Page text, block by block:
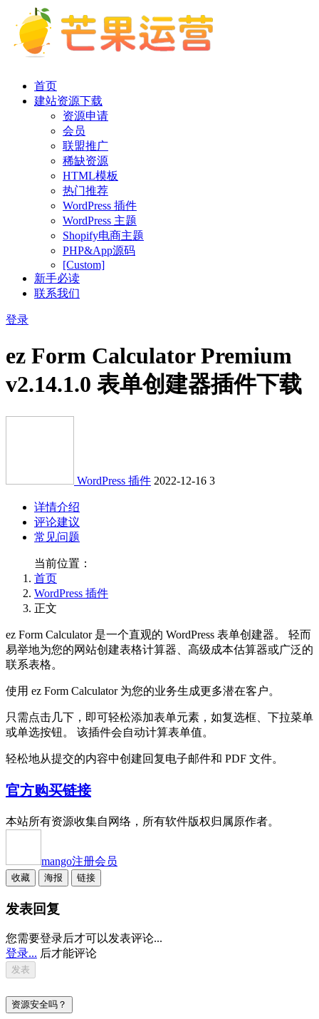
首页
建站资源下载
资源申请
会员
联盟推广
稀缺资源
HTML模板
热门推荐
WordPress 插件
WordPress 主题
Shopify电商主题
PHP&App源码
[Custom]
新手必读
联系我们
登录
ez Form Calculator Premium
v2.14.1.0 表单创建器插件下载
WordPress 插件 2022-12-16 3
详情介绍
评论建议
常见问题
当前位置：
首页
WordPress 插件
正文
ez Form Calculator 是一个直观的 WordPress 表单创建器。 轻而
易举地为您的网站创建表格计算器、高级成本估算器或广泛的
联系表格。
使用 ez Form Calculator 为您的业务生成更多潜在客户。
只需点击几下，即可轻松添加表单元素，如复选框、下拉菜单
或单选按钮。 该插件会自动计算表单值。
轻松地从提交的内容中创建回复电子邮件和 PDF 文件。
官方购买链接
本站所有资源收集自网络，所有软件版权归属原作者。
mango注册会员
收藏 海报 链接
发表回复
您需要登录后才可以发表评论...
登录... 后才能评论
资源安全吗？